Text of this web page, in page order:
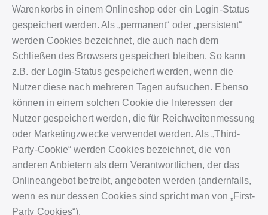
Warenkorbs in einem Onlineshop oder ein Login-Status
gespeichert werden. Als „permanent“ oder „persistent“
werden Cookies bezeichnet, die auch nach dem
Schließen des Browsers gespeichert bleiben. So kann
z.B. der Login-Status gespeichert werden, wenn die
Nutzer diese nach mehreren Tagen aufsuchen. Ebenso
können in einem solchen Cookie die Interessen der
Nutzer gespeichert werden, die für Reichweitenmessung
oder Marketingzwecke verwendet werden. Als „Third-
Party-Cookie“ werden Cookies bezeichnet, die von
anderen Anbietern als dem Verantwortlichen, der das
Onlineangebot betreibt, angeboten werden (andernfalls,
wenn es nur dessen Cookies sind spricht man von „First-
Party Cookies“).